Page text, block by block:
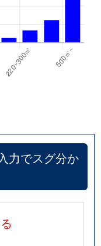
力でスグ分か